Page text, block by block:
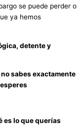
se puede perder o
ya hemos
detente y
sabes exactamente
es lo que querías